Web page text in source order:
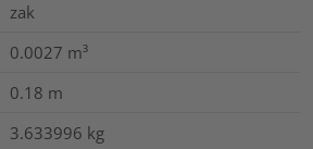
zak
0.0027 m³
0.18 m
3.633996 kg